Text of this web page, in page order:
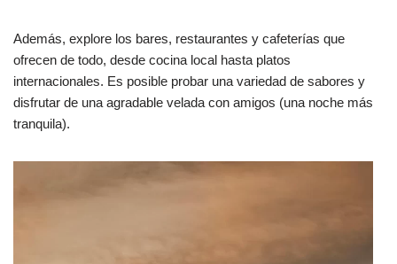
Además, explore los bares, restaurantes y cafeterías que
ofrecen de todo, desde cocina local hasta platos
internacionales. Es posible probar una variedad de sabores y
disfrutar de una agradable velada con amigos (una noche más
tranquila).